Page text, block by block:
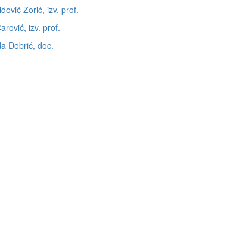
Zorić, izv. prof.
izv. prof.
Dobrić, doc.